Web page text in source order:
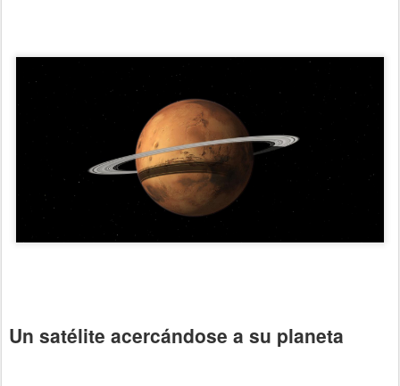
Un satélite acercándose a su planeta